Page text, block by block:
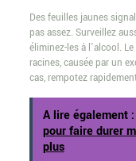
Des feuilles jaunes
pas assez. Surveillez
éliminez-les à l’alcool.
racines, causée par un
cas, rempotez
A lire également :
pour faire durer
plus